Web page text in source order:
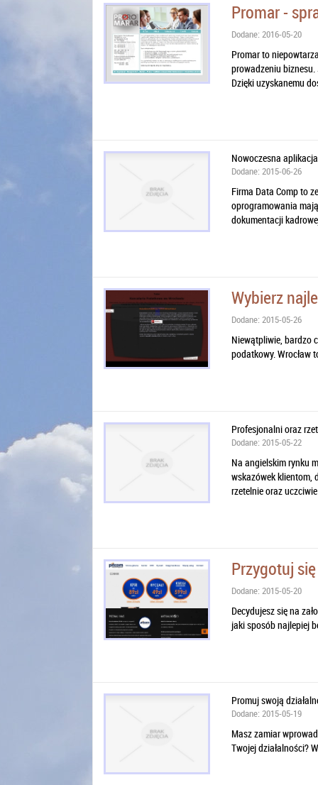
Promar -
Dodane: 2016-05-20
Promar to
prowadzeniu
Dzięki uzyskanemu
Nowoczesna
Dodane: 2015-06-26
Firma Data Comp to
oprogramowania
dokumentacji
Wybierz
Dodane: 2015-05-26
Niewątpliwie, bardzo
podatkowy. Wrocław
Profesjonalni oraz
Dodane: 2015-05-22
Na angielskim rynku
wskazówek klientom,
rzetelnie oraz
Przygotuj
Dodane: 2015-05-20
Decydujesz się na
jaki sposób najlepiej
Promuj swoją
Dodane: 2015-05-19
Masz zamiar
Twojej działalności?